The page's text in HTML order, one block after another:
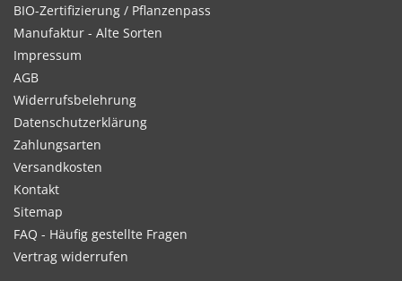
Standort:
Sonnig.
Ernte / Blüte:
Ab Juni - Oktober
Verwendung:
Für Beete und Rabatten. Gute Schnittblume.
BIO-Zertifizierung / Pflanzenpass
Manufaktur - Alte Sorten
Impressum
AGB
Widerrufsbelehrung
Datenschutzerklärung
Zahlungsarten
Versandkosten
Kontakt
Sitemap
FAQ - Häufig gestellte Fragen
Vertrag widerrufen